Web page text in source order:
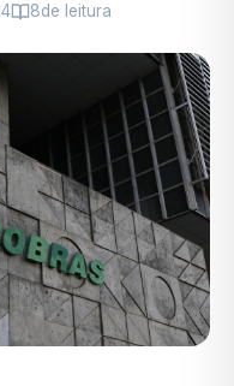
8de leitura